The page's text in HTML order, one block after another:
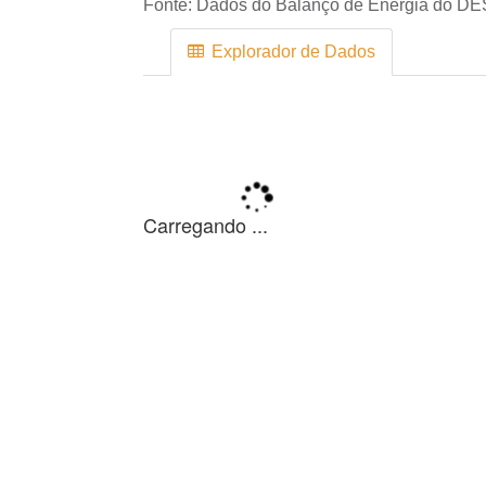
Fonte: Dados do Balanço de Energia do
Explorador de Dados